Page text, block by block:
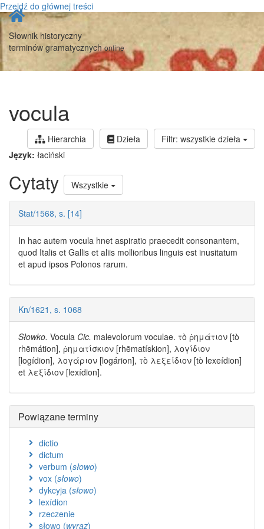
Przejdź do głównej treści
Strona
główna
Słownik historyczny
terminów gramatycznychonline
vocula
Hierarchia Dzieła
Filtr: wszystkie dzieła
Język: łaciński
Cytaty Wszystkie
Stat/1568, s. [14]
In hac autem vocula hnet aspiratio praecedit consonantem,
quod Italis et Gallis et aliis mollioribus linguis est inusitatum
et apud ipsos Polonos rarum.
Kn/1621, s. 1068
Słowko. Vocula Cic. malevolorum voculae. τὸ ῥημάτιον [tò
rhēmátion], ῥηματίσκιον [rhēmatískion], λογίδιον
[logídion], λογάριον [logárion], τὸ λεξείδιον [tò lexeídion]
et λεξίδιον [lexídion].
Powiązane terminy
dictio
dictum
verbum (słowo)
vox (słowo)
dykcyja (słowo)
lexídion
rzeczenie
słowo (wyraz)